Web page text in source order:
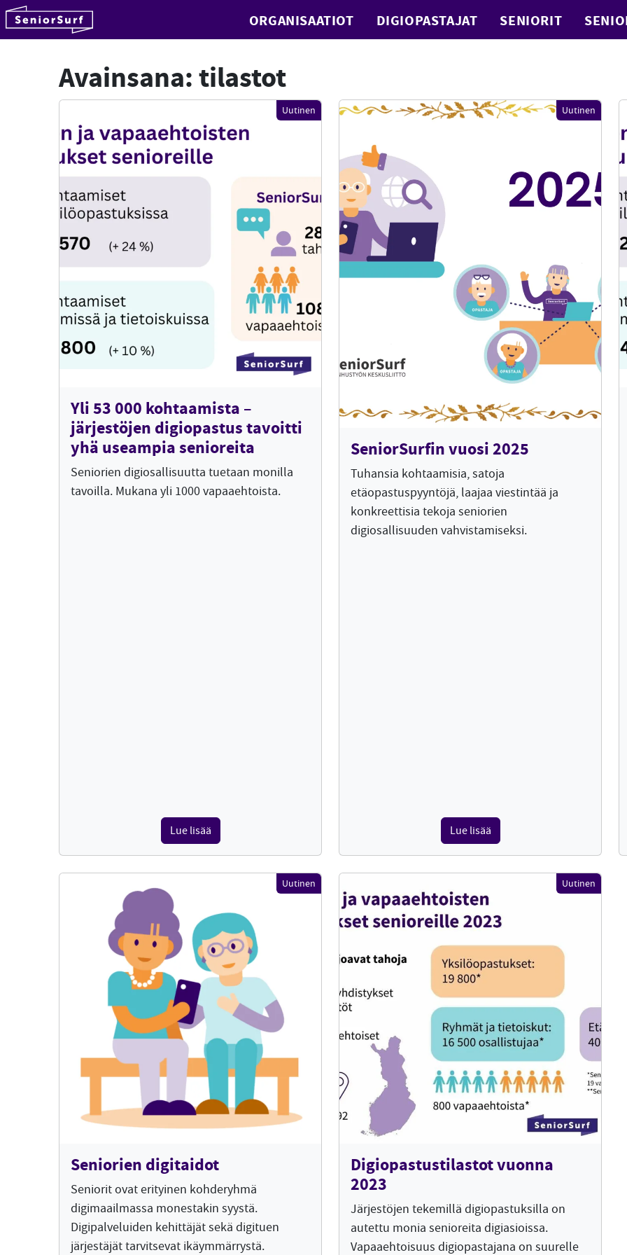
Hyppää sisältöön ORGANISAATIOT DIGIOPASTAJAT SENIORIT
Avainsana: tilastot
Uutinen
Yli 53 000 kohtaamista –
järjestöjen digiopastus tavoitti
yhä useampia senioreita
Seniorien digiosallisuutta tuetaan monilla
tavoilla. Mukana yli 1000 vapaaehtoista.
Lue lisää
Uutinen
SeniorSurfin vuosi 2025
Tuhansia kohtaamisia, satoja
etäopastuspyyntöjä, laajaa viestintää ja
konkreettisia tekoja seniorien
digiosallisuuden vahvistamiseksi.
Lue lisää
Uutinen
Seniorien digitaidot
Seniorit ovat erityinen kohderyhmä
digimaailmassa monestakin syystä.
Digipalveluiden kehittäjät sekä digituen
järjestäjät tarvitsevat ikäymmärrystä.
Uutinen
Digiopastustilastot vuonna
2023
Järjestöjen tekemillä digiopastuksilla on
autettu monia senioreita digiasioissa.
Vapaaehtoisuus digiopastajana on suurelle